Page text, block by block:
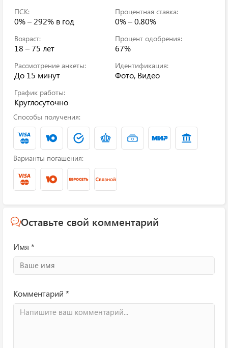
ПСК:
0% – 292% в год
Процентная ставка:
0% – 0.80%
Возраст:
18 – 75 лет
Процент одобрения:
67%
Рассмотрение анкеты:
До 15 минут
Идентификация:
Фото, Видео
График работы:
Круглосуточно
Способы получения:
Варианты погашения:
Оставьте свой комментарий
Имя *
Комментарий *